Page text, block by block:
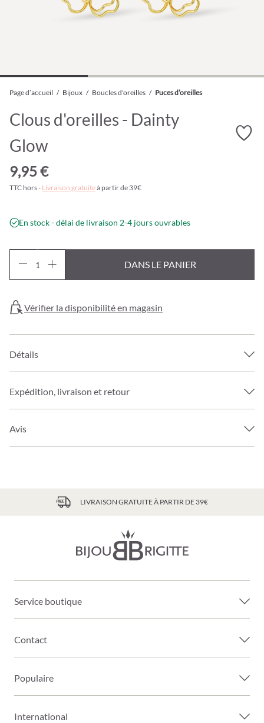
Page d’accueil / Bijoux / Boucles d'oreilles / Puces d’oreilles
Clous d'oreilles - Dainty
Glow
9,95 €
TTC hors - Livraison gratuiteà partir de 39€
En stock - délai de livraison 2-4 jours ouvrables
DANS LE PANIER
Vérifier la disponibilité en magasin
Détails
Expédition, livraison et retour
Avis
LIVRAISON GRATUITE À PARTIR DE 39€
Service boutique
Contact
Populaire
International